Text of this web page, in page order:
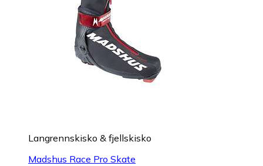
Langrennskisko & fjellskisko
Madshus Race Pro Skate